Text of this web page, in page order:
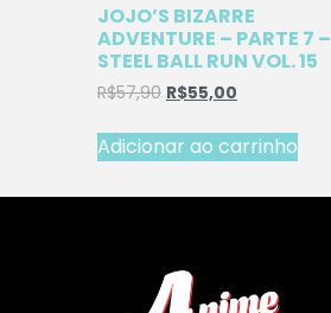
JOJO’S BIZARRE
ADVENTURE – PARTE 7 –
STEEL BALL RUN VOL. 15
R$57,90 R$55,00
Adicionar ao carrinho